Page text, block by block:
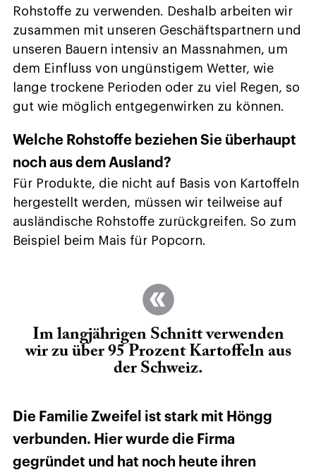
Rohstoffe zu verwenden. Deshalb arbeiten wir
zusammen mit unseren Geschäftspartnern und
unseren Bauern intensiv an Massnahmen, um
dem Einfluss von ungünstigem Wetter, wie
lange trockene Perioden oder zu viel Regen, so
gut wie möglich entgegenwirken zu können.
Welche Rohstoffe beziehen Sie überhaupt
noch aus dem Ausland?
Für Produkte, die nicht auf Basis von Kartoffeln
hergestellt werden, müssen wir teilweise auf
ausländische Rohstoffe zurückgreifen. So zum
Beispiel beim Mais für Popcorn.
Im langjährigen Schnitt verwenden
wir zu über 95 Prozent Kartoffeln aus
der Schweiz.
Die Familie Zweifel ist stark mit Höngg
verbunden. Hier wurde die Firma
gegründet und hat noch heute ihren